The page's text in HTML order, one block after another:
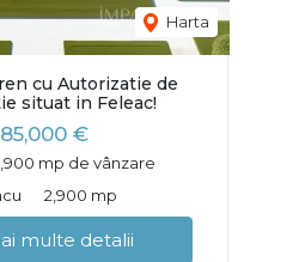
Harta
cu Autorizatie de
situat in Feleac!
€
mp de vânzare
2,900 mp
multe detalii